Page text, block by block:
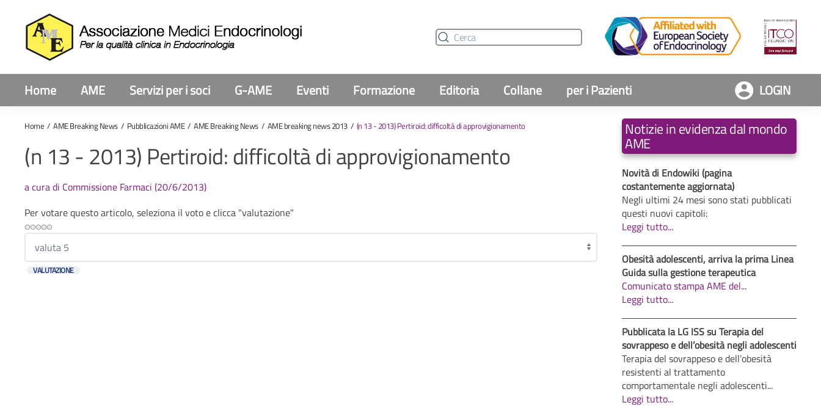
Home AME Servizi per i soci G-AME Eventi Formazione Editoria Collane per i Pazienti LOGIN
Home AME Breaking News Pubblicazioni AME AME Breaking News AME breaking news 2013 (n 13 - 2013) Pertiroid: difficoltà di approvigionamento
(n 13 - 2013) Pertiroid: difficoltà di approvigionamento
a cura di Commissione Farmaci (20/6/2013)
Per votare questo articolo, seleziona il voto e clicca "valutazione"
Notizie in evidenza dal mondo
AME
Novità di Endowiki (pagina
costantemente aggiornata)
Negli ultimi 24 mesi sono stati pubblicati
questi nuovi capitoli:
Leggi tutto...
Obesità adolescenti, arriva la prima Linea
Guida sulla gestione terapeutica
Comunicato stampa AME del...
Leggi tutto...
Pubblicata la LG ISS su Terapia del
sovrappeso e dell’obesità negli adolescenti
Terapia del sovrappeso e dell’obesità
resistenti al trattamento
comportamentale negli adolescenti...
Leggi tutto...